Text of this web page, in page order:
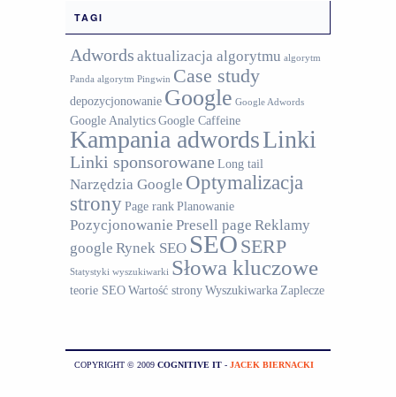
TAGI
Adwords aktualizacja algorytmu algorytm
Panda algorytm Pingwin Case study
depozycjonowanie Google Google Adwords
Google AnalyticsGoogle Caffeine
Kampania adwordsLinki
Linki sponsorowane Long tail
Narzędzia Google Optymalizacja
stronyPage rankPlanowanie
Pozycjonowanie Presell page Reklamy
google Rynek SEO SEO SERP
Statystyki wyszukiwarki Słowa kluczowe
teorie SEOWartość stronyWyszukiwarka Zaplecze
COPYRIGHT © 2009 COGNITIVE IT - JACEK BIERNACKI